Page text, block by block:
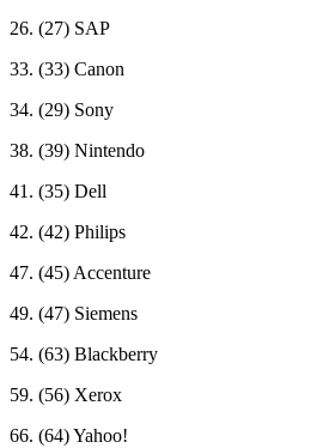
26. (27) SAP
33. (33) Canon
34. (29) Sony
38. (39) Nintendo
41. (35) Dell
42. (42) Philips
47. (45) Accenture
49. (47) Siemens
54. (63) Blackberry
59. (56) Xerox
66. (64) Yahoo!